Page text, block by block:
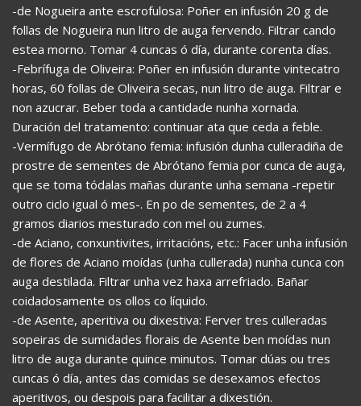
-de Nogueira ante escrofulosa: Poñer en infusión 20 g de
follas de Nogueira nun litro de auga fervendo. Filtrar cando
estea morno. Tomar 4 cuncas ó día, durante corenta días.
-Febrífuga de Oliveira: Poñer en infusión durante vintecatro
horas, 60 follas de Oliveira secas, nun litro de auga. Filtrar e
non azucrar. Beber toda a cantidade nunha xornada.
Duración del tratamento: continuar ata que ceda a feble.
-Vermífugo de Abrótano femia: infusión dunha culleradiña de
prostre de sementes de Abrótano femia por cunca de auga,
que se toma tódalas mañas durante unha semana -repetir
outro ciclo igual ó mes-. En po de sementes, de 2 a 4
gramos diarios mesturado con mel ou zumes.
-de Aciano, conxuntivites, irritacións, etc.: Facer unha infusión
de flores de Aciano moídas (unha cullerada) nunha cunca con
auga destilada. Filtrar unha vez haxa arrefriado. Bañar
coidadosamente os ollos co líquido.
-de Asente, aperitiva ou dixestiva: Ferver tres culleradas
sopeiras de sumidades florais de Asente ben moídas nun
litro de auga durante quince minutos. Tomar dúas ou tres
cuncas ó día, antes das comidas se desexamos efectos
aperitivos, ou despois para facilitar a dixestión.